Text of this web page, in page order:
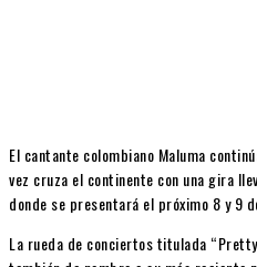
El cantante colombiano Maluma
vez cruza el continente con una gira
donde se presentará el próximo 8 y 9
La rueda de conciertos titulada